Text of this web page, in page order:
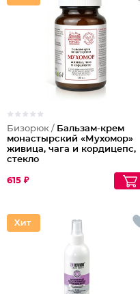
Бизорюк / Бальзам-крем
монастырский «Мухомор»
живица, чага и кордицепс,
стекло
615 ₽